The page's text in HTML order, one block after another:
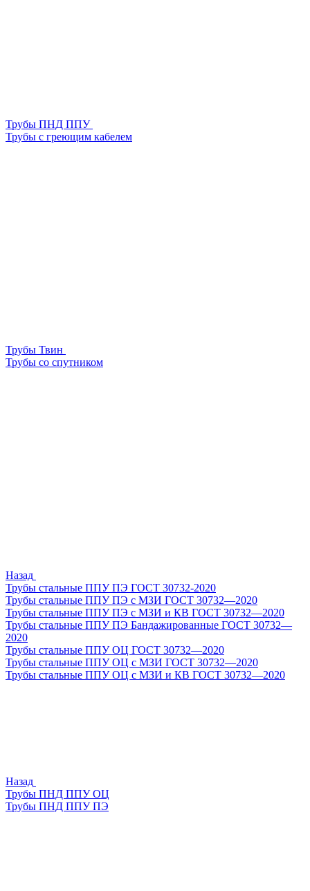
Трубы ПНД ППУ
Трубы с греющим кабелем
Трубы Твин
Трубы со спутником
Назад
Трубы стальные ППУ ПЭ ГОСТ 30732-2020
Трубы стальные ППУ ПЭ с МЗИ ГОСТ 30732—2020
Трубы стальные ППУ ПЭ с МЗИ и КВ ГОСТ 30732—2020
Трубы стальные ППУ ПЭ Бандажированные ГОСТ 30732—
2020
Трубы стальные ППУ ОЦ ГОСТ 30732—2020
Трубы стальные ППУ ОЦ с МЗИ ГОСТ 30732—2020
Трубы стальные ППУ ОЦ с МЗИ и КВ ГОСТ 30732—2020
Назад
Трубы ПНД ППУ ОЦ
Трубы ПНД ППУ ПЭ